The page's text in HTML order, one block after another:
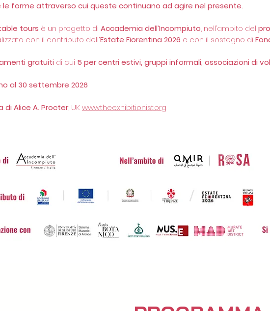
le forme attraverso cui queste continuano ad agire nel presente.
tours è un progetto di Accademia dell’Incompiuto, nell’ambito del
con il contributo dell’Estate Fiorentina 2026 e con il sostegno di
gratuiti di cui 5 per centri estivi, gruppi informali, associazioni di
al 30 settembre 2026
di Alice A. Procter, UKwww.theexhibitionist.org